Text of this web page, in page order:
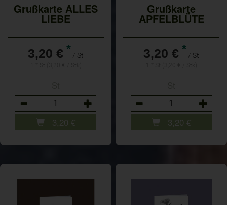
Grußkarte ALLES
LIEBE
3,20 € * / St
3,20 €
Grußkarte
APFELBLÜTE
3,20 € * / St
3,20 €